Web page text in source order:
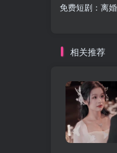
免费短剧：离
相关推荐